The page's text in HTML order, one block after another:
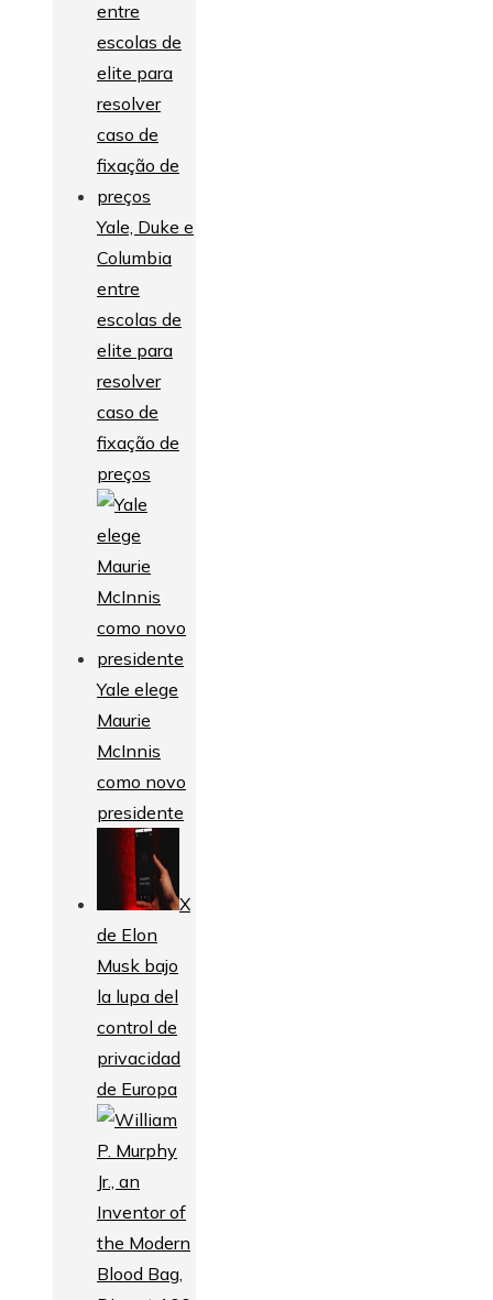
Yale, Duke e
Columbia
entre
escolas de
elite para
resolver
caso de
fixação de
preços
Yale elege
Maurie
McInnis
como novo
presidente
X
de Elon
Musk bajo
la lupa del
control de
privacidad
de Europa